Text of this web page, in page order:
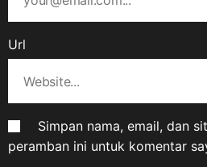
Url
Simpan nama, email, dan
peramban ini untuk komentar